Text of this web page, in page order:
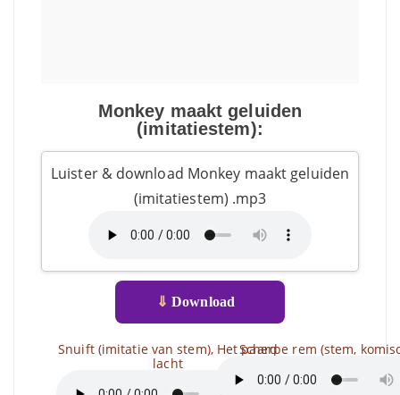
Monkey maakt geluiden
(imitatiestem):
Luister & download Monkey maakt geluiden
(imitatiestem) .mp3
⇓ Download
Snuift (imitatie van stem), Het paard
lacht
Scherpe rem (stem,